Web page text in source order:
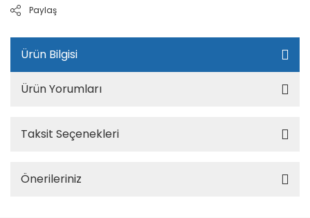
Paylaş
Ürün Bilgisi
Ürün Yorumları
Taksit Seçenekleri
Önerileriniz